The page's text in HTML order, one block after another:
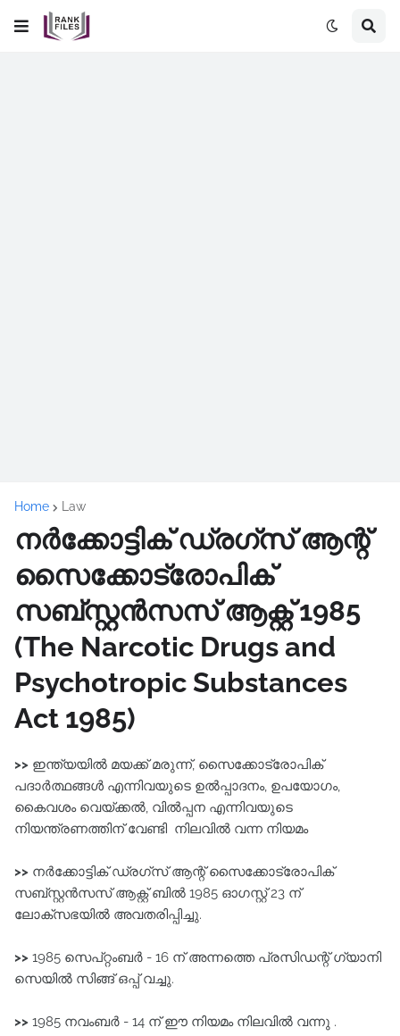
Home Law
നർക്കോട്ടിക്‌ ഡ്രഗ്സ്‌ ആന്റ്‌
സൈക്കോട്രോപിക്‌
സബ്സ്റ്റൻസസ്‌ ആക്റ്റ്‌ 1985
(The Narcotic Drugs and
Psychotropic Substances
Act 1985)
>> ഇന്ത്യയിൽ മയക്ക്‌ മരുന്ന്, സൈക്കോട്രോപിക്
പദാർത്ഥങ്ങൾ എന്നിവയുടെ ഉൽപ്പാദനം, ഉപയോഗം,
കൈവശം വെയ്ക്കൽ, വിൽപ്പന എന്നിവയുടെ
നിയന്ത്രണത്തിന് വേണ്ടി നിലവിൽ വന്ന നിയമം
>> നർക്കോട്ടിക്‌ ഡ്രഗ്സ്‌ ആന്റ്‌ സൈക്കോട്രോപിക്‌
സബ്സ്റ്റൻസസ്‌ ആക്റ്റ്‌ ബിൽ 1985 ഓഗസ്റ്റ് 23 ന്
ലോക്സഭയിൽ അവതരിപ്പിച്ചു.
>> 1985 സെപ്റ്റംബർ - 16 ന് അന്നത്തെ പ്രസിഡന്റ്‌ ഗ്യാനി
സെയിൽ സിങ്ങ്‌ ഒപ്പ്‌ വച്ചു.
>> 1985 നവംബർ - 14 ന് ഈ നിയമം നിലവിൽ വന്നു .